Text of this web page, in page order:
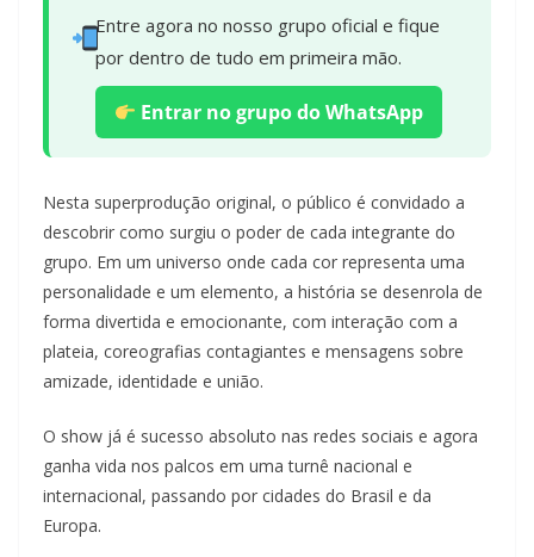
Entre agora no nosso grupo oficial e fique
por dentro de tudo em primeira mão.
Entrar no grupo do WhatsApp
Nesta superprodução original, o público é convidado a
descobrir como surgiu o poder de cada integrante do
grupo. Em um universo onde cada cor representa uma
personalidade e um elemento, a história se desenrola de
forma divertida e emocionante, com interação com a
plateia, coreografias contagiantes e mensagens sobre
amizade, identidade e união.
O show já é sucesso absoluto nas redes sociais e agora
ganha vida nos palcos em uma turnê nacional e
internacional, passando por cidades do Brasil e da
Europa.